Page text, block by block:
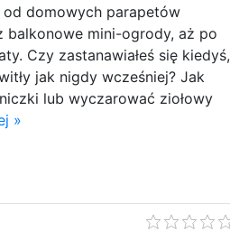
domowych parapetów
balkonowe mini-ogrody, aż po
Czy zastanawiałeś się kiedyś,
jak nigdy wcześniej? Jak
lub wyczarować ziołowy
»